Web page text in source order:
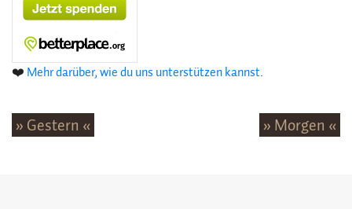
❤️ Mehr darüber, wie du uns unterstützen kannst.
» Gestern « » Morgen «